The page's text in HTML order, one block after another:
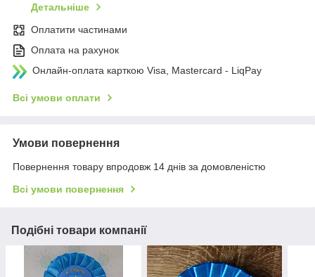
Детальніше
Оплатити частинами
Оплата на рахунок
Онлайн-оплата карткою Visa, Mastercard - LiqPay
Всі умови оплати
Умови повернення
Повернення товару впродовж 14 днів за домовленістю
Всі умови повернення
Подібні товари компанії